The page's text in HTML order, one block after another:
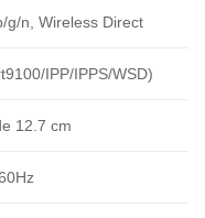
g/n, Wireless Direct
IPP/IPPS/WSD)
12.7 cm